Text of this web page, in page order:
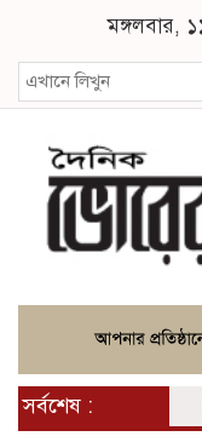
মঙ্গলবার,
সর্বশেষ :